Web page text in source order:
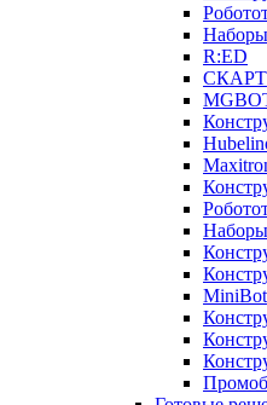
R:ED
СКАРТ
MiniBot